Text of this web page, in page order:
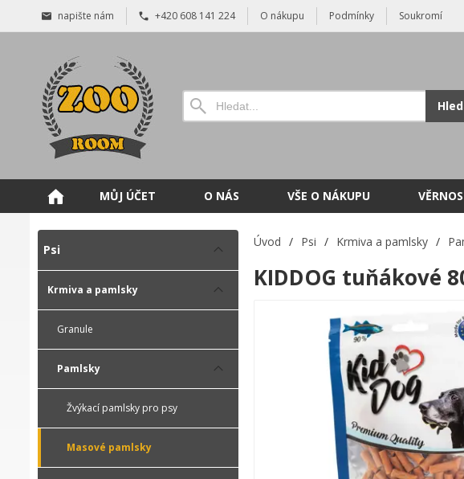
napište nám +420 608 141 224 O nákupu Podmínky Soukromí
MŮJ ÚČET O NÁS VŠE O NÁKUPU
Psi
Krmiva a pamlsky
Granule
Pamlsky
Žvýkací pamlsky pro psy
Masové pamlsky
Úvod / Psi / Krmiva a pamlsky /
KIDDOG tuňákové